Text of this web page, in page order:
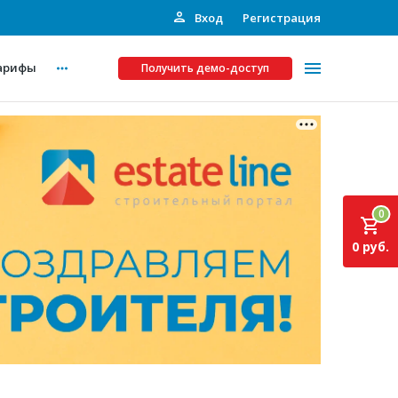
Вход Регистрация
Получить демо-доступ
Платные услуги
Рекламодателям
Инвестпроекты
Подписка на Базу
0
0 руб.